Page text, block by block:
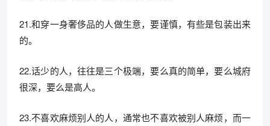
21.和穿一身奢侈品的人做生意，要谨慎，有些是包装出来
的。
22.话少的人，往往是三个极端，要么真的简单，要么城府
很深，要么是高人。
23.不喜欢麻烦别人的人，通常也不喜欢被别人麻烦，而一